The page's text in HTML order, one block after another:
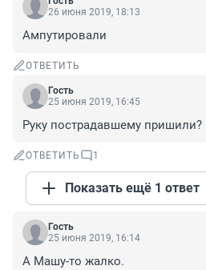
26 июня 2019, 18:13
Ампутировали
ОТВЕТИТЬ
Гость
25 июня 2019, 16:45
Руку пострадавшему пришили?
ОТВЕТИТЬ 1
Показать ещё 1 ответ
Гость
25 июня 2019, 16:14
А Машу-то жалко.